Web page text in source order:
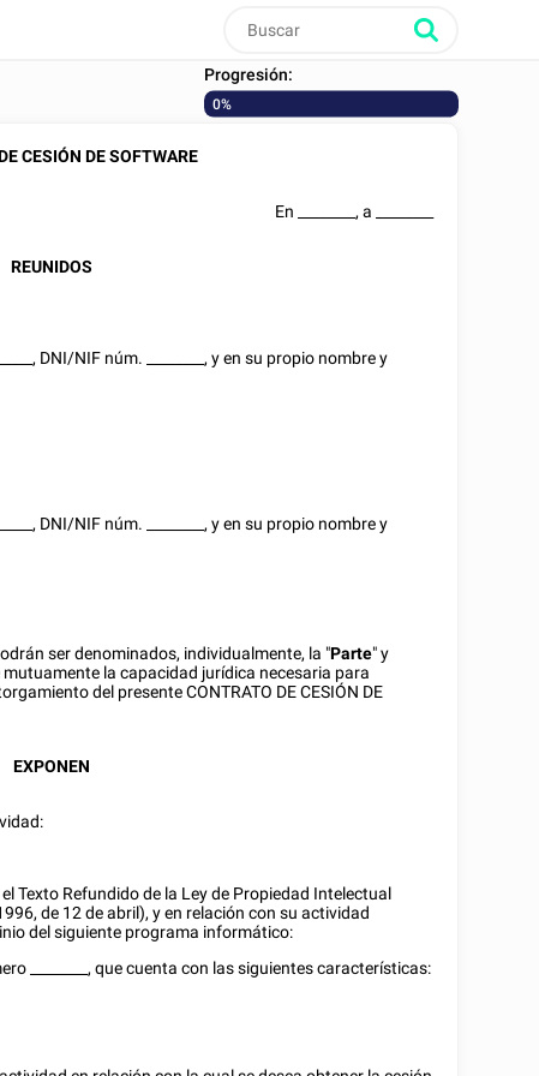
Progresión:
0%
CESIÓN DESOFTWARE
En , a
REUNIDOS
, DNI/NIF núm.
, y en su propio nombre y
, DNI/NIF núm.
, y en su propio nombre y
ser denominados, individualmente, la "Parte" y
mutuamente la capacidad jurídica necesaria para
del presente CONTRATO DE CESIÓN DE
EXPONEN
Texto Refundido de la Ley de Propiedad Intelectual
de 12 de abril), y en relación con su actividad
del siguiente programa informático:
, que cuenta con las siguientes características: